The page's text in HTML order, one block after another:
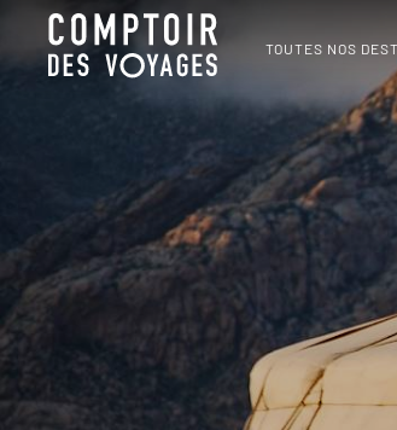
TOUTES NOS